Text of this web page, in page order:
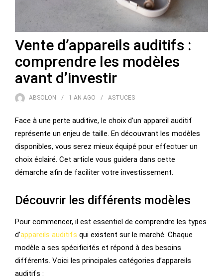
Vente d’appareils auditifs :
comprendre les modèles
avant d’investir
ABSOLON 1 AN AGO ASTUCES
Face à une perte auditive, le choix d’un appareil auditif
représente un enjeu de taille. En découvrant les modèles
disponibles, vous serez mieux équipé pour effectuer un
choix éclairé. Cet article vous guidera dans cette
démarche afin de faciliter votre investissement.
Découvrir les différents modèles
Pour commencer, il est essentiel de comprendre les types
d’appareils auditifs qui existent sur le marché. Chaque
modèle a ses spécificités et répond à des besoins
différents. Voici les principales catégories d’appareils
auditifs :